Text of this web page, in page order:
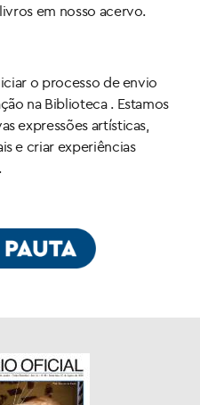
em nosso acervo.
o processo de envio
na Biblioteca . Estamos
expressões artísticas,
e criar experiências